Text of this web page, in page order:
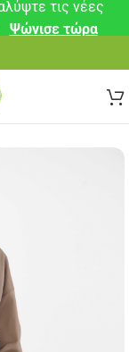
τις νέες
Ψώνισε τώρα